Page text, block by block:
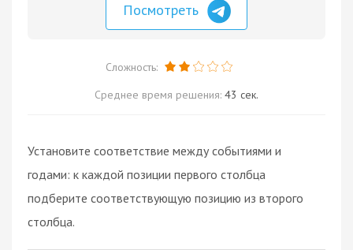
Посмотреть
Сложность:
Среднее время решения: 43 сек.
Установите соответствие между событиями и
годами: к каждой позиции первого столбца
подберите соответствующую позицию из второго
столбца.